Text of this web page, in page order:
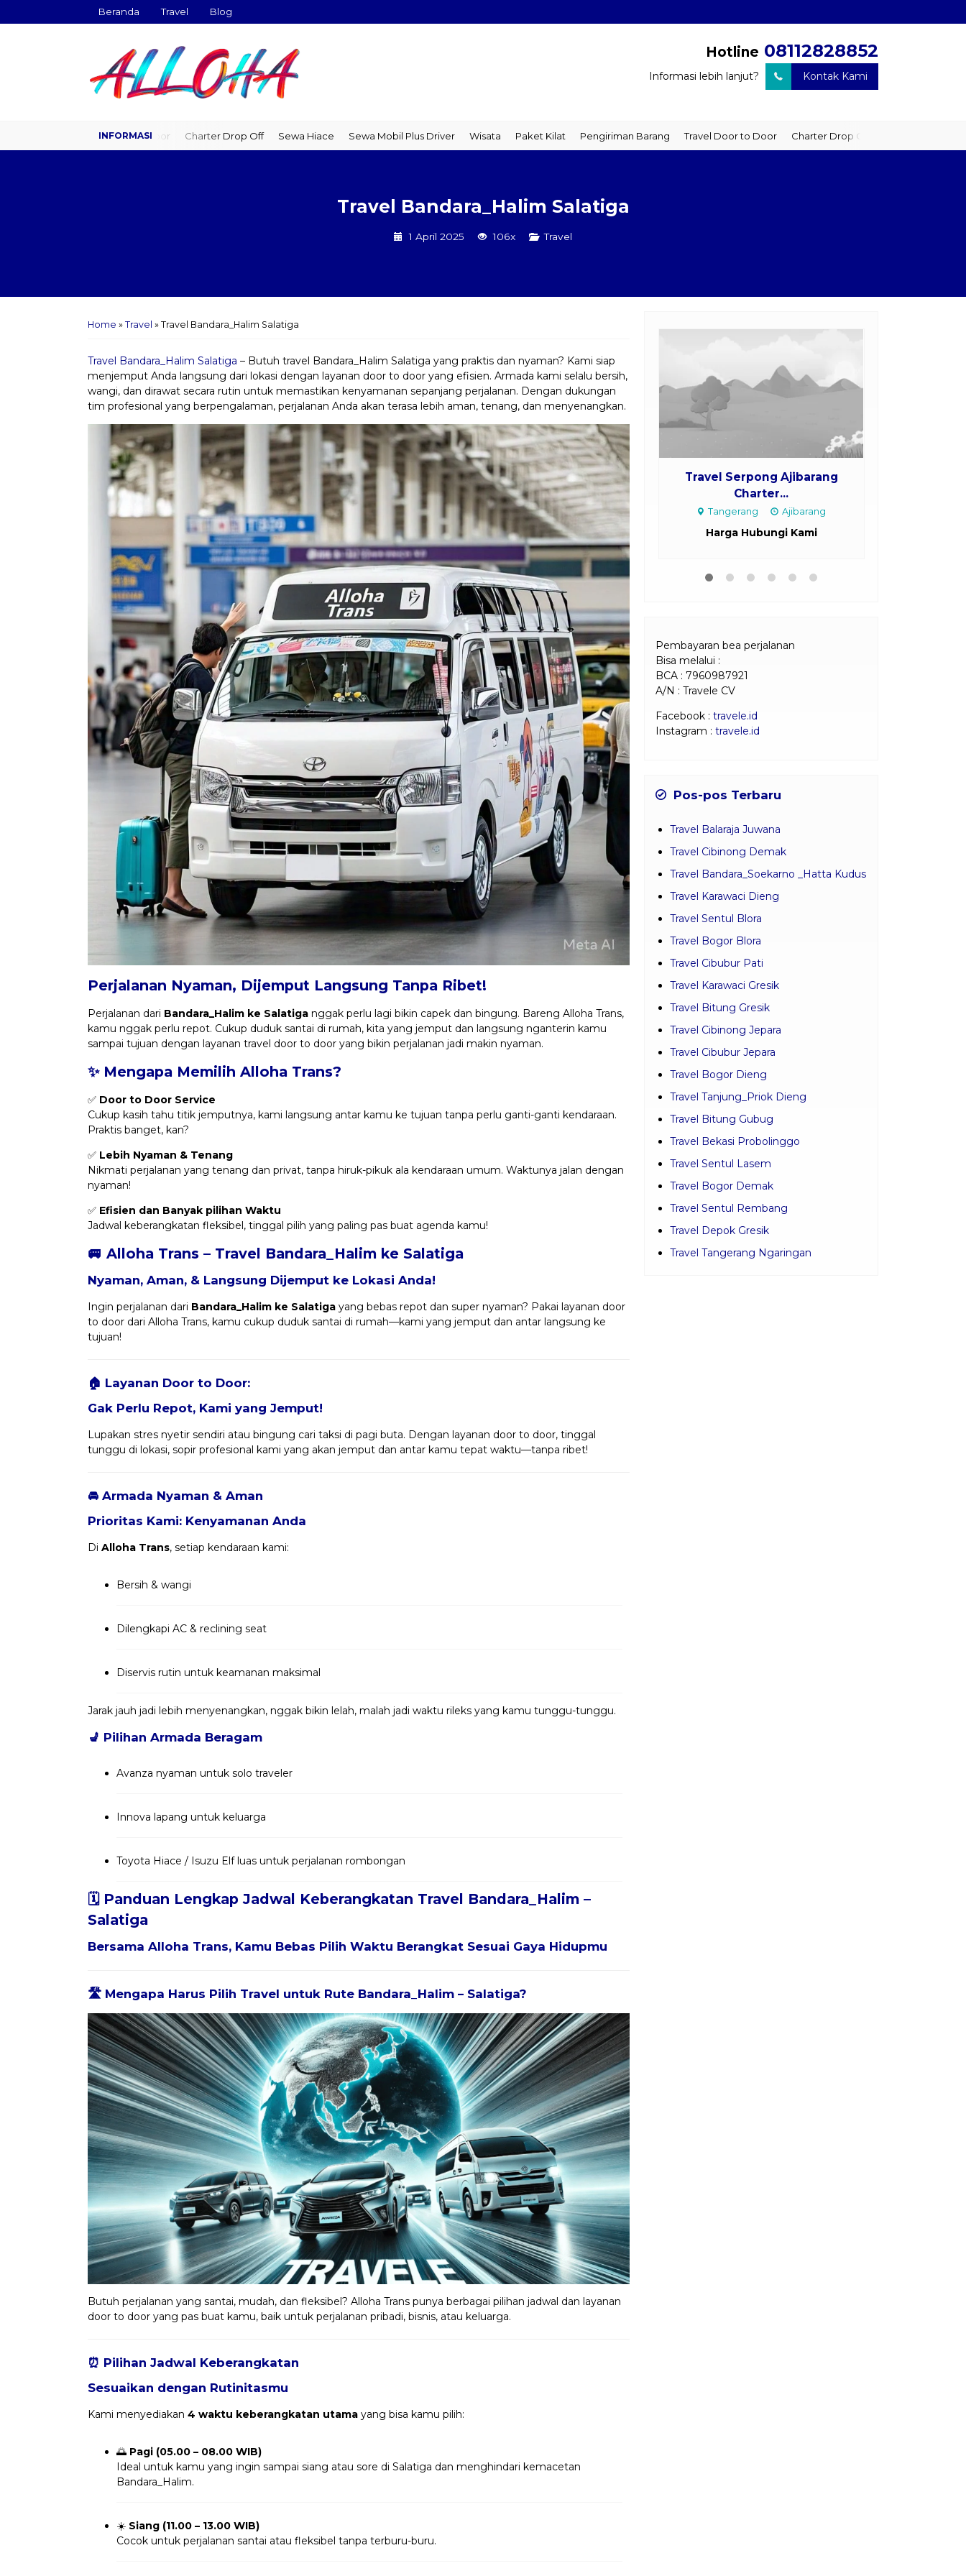
Beranda Travel Blog
Hotline 08112828852
Informasi lebih lanjut? Kontak Kami
Travel Door to Door Charter Drop Off Sewa Hiace Sewa Mobil Plus Driver Wisata Paket Kilat Pengiriman Barang Travel Door to Door Charter Drop Off Sewa Hiace
Travel Bandara_Halim Salatiga
1 April 2025 106x Travel
Home » Travel » Travel Bandara_Halim Salatiga
Travel Bandara_Halim Salatiga – Butuh travel Bandara_Halim Salatiga yang praktis dan nyaman? Kami siap
menjemput Anda langsung dari lokasi dengan layanan door to door yang efisien. Armada kami selalu bersih,
wangi, dan dirawat secara rutin untuk memastikan kenyamanan sepanjang perjalanan. Dengan dukungan
tim profesional yang berpengalaman, perjalanan Anda akan terasa lebih aman, tenang, dan menyenangkan.
Perjalanan Nyaman, Dijemput Langsung Tanpa Ribet!
Perjalanan dari Bandara_Halim ke Salatiga nggak perlu lagi bikin capek dan bingung. Bareng Alloha Trans,
kamu nggak perlu repot. Cukup duduk santai di rumah, kita yang jemput dan langsung nganterin kamu
sampai tujuan dengan layanan travel door to door yang bikin perjalanan jadi makin nyaman.
✨ Mengapa Memilih Alloha Trans?
✅ Door to Door Service
Cukup kasih tahu titik jemputnya, kami langsung antar kamu ke tujuan tanpa perlu ganti-ganti kendaraan.
Praktis banget, kan?
✅ Lebih Nyaman & Tenang
Nikmati perjalanan yang tenang dan privat, tanpa hiruk-pikuk ala kendaraan umum. Waktunya jalan dengan
nyaman!
✅ Efisien dan Banyak pilihan Waktu
Jadwal keberangkatan fleksibel, tinggal pilih yang paling pas buat agenda kamu!
🚐 Alloha Trans – Travel Bandara_Halim ke Salatiga
Nyaman, Aman, & Langsung Dijemput ke Lokasi Anda!
Ingin perjalanan dari Bandara_Halim ke Salatiga yang bebas repot dan super nyaman? Pakai layanan door
to door dari Alloha Trans, kamu cukup duduk santai di rumah—kami yang jemput dan antar langsung ke
tujuan!
🏠 Layanan Door to Door:
Gak Perlu Repot, Kami yang Jemput!
Lupakan stres nyetir sendiri atau bingung cari taksi di pagi buta. Dengan layanan door to door, tinggal
tunggu di lokasi, sopir profesional kami yang akan jemput dan antar kamu tepat waktu—tanpa ribet!
🚘 Armada Nyaman & Aman
Prioritas Kami: Kenyamanan Anda
Di Alloha Trans, setiap kendaraan kami:
Bersih & wangi
Dilengkapi AC & reclining seat
Diservis rutin untuk keamanan maksimal
Jarak jauh jadi lebih menyenangkan, nggak bikin lelah, malah jadi waktu rileks yang kamu tunggu-tunggu.
💺 Pilihan Armada Beragam
Avanza nyaman untuk solo traveler
Innova lapang untuk keluarga
Toyota Hiace / Isuzu Elf luas untuk perjalanan rombongan
🗓️ Panduan Lengkap Jadwal Keberangkatan Travel Bandara_Halim –
Salatiga
Bersama Alloha Trans, Kamu Bebas Pilih Waktu Berangkat Sesuai Gaya Hidupmu
🛣️ Mengapa Harus Pilih Travel untuk Rute Bandara_Halim – Salatiga?
Butuh perjalanan yang santai, mudah, dan fleksibel? Alloha Trans punya berbagai pilihan jadwal dan layanan
door to door yang pas buat kamu, baik untuk perjalanan pribadi, bisnis, atau keluarga.
⏰ Pilihan Jadwal Keberangkatan
Sesuaikan dengan Rutinitasmu
Kami menyediakan 4 waktu keberangkatan utama yang bisa kamu pilih:
🌅 Pagi (05.00 – 08.00 WIB)
Ideal untuk kamu yang ingin sampai siang atau sore di Salatiga dan menghindari kemacetan
Bandara_Halim.
☀️ Siang (11.00 – 13.00 WIB)
Cocok untuk perjalanan santai atau fleksibel tanpa terburu-buru.
Travel Serpong Ajibarang
Charter...
Tangerang Ajibarang
Harga Hubungi Kami
Pembayaran bea perjalanan
Bisa melalui :
BCA : 7960987921
A/N : Travele CV
Facebook : travele.id
Instagram : travele.id
Pos-pos Terbaru
Travel Balaraja Juwana
Travel Cibinong Demak
Travel Bandara_Soekarno _Hatta Kudus
Travel Karawaci Dieng
Travel Sentul Blora
Travel Bogor Blora
Travel Cibubur Pati
Travel Karawaci Gresik
Travel Bitung Gresik
Travel Cibinong Jepara
Travel Cibubur Jepara
Travel Bogor Dieng
Travel Tanjung_Priok Dieng
Travel Bitung Gubug
Travel Bekasi Probolinggo
Travel Sentul Lasem
Travel Bogor Demak
Travel Sentul Rembang
Travel Depok Gresik
Travel Tangerang Ngaringan